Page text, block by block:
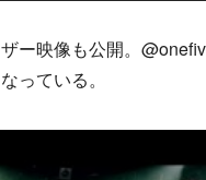
映像も公開。
っている。